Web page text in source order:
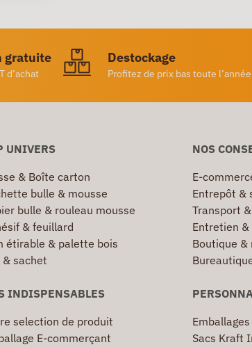
gratuite
d’achat
Destockage
Profitez de prix bas toute l’année
UNIVERS
& Boîte carton
bulle & mousse
bulle & rouleau mousse
& feuillard
étirable & palette bois
& sachet
NOS
E-
Entrepôt &
Transport
Entretien &
Boutique &
INDISPENSABLES
selection de produit
E-commerçant
Sacs Kraft